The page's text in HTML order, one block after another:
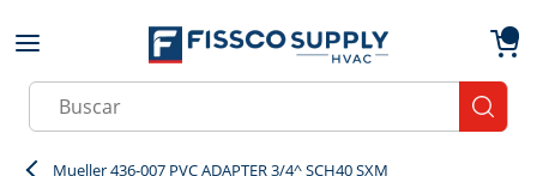
Skip to main content
Site Search
Mueller 436-007 PVC ADAPTER 3/4^ SCH40 SXM